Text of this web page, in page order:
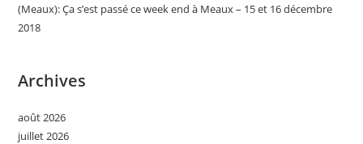
(Meaux): Ça s’est passé ce week end à Meaux – 15 et 16 décembre
2018
Archives
août 2026
juillet 2026